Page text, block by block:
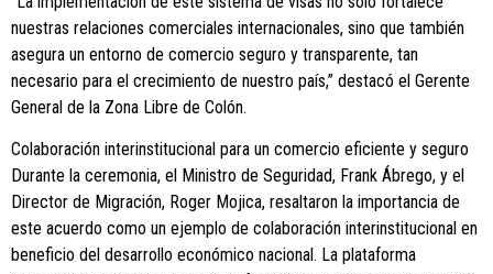
nuestras relaciones comerciales internacionales, sino que también
asegura un entorno de comercio seguro y transparente, tan
necesario para el crecimiento de nuestro país,” destacó el Gerente
General de la Zona Libre de Colón.
Colaboración interinstitucional para un comercio eficiente y seguro
Durante la ceremonia, el Ministro de Seguridad, Frank Ábrego, y el
Director de Migración, Roger Mojica, resaltaron la importancia de
este acuerdo como un ejemplo de colaboración interinstitucional en
beneficio del desarrollo económico nacional. La plataforma